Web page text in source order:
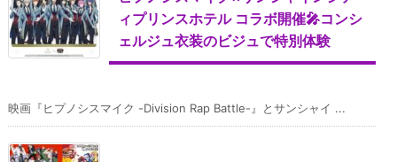
ィプリンスホテル コラボ開催🎤コンシ
ェルジュ衣装のビジュで特別体験
映画『ヒプノシスマイク -Division Rap Battle-』とサンシャイ ...